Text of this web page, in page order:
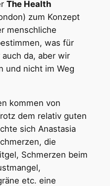
The Health
zum Konzept
menschliche
was für
da, aber wir
und nicht im Weg
kommen von
dem relativ guten
sich Anastasia
die
Schmerzen beim
etc. eine